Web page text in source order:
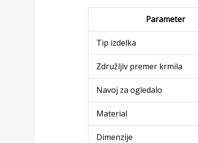
Parameter
Tip izdelka
Združljiv premer krmila
Navoj za ogledalo
Material
Dimenzije